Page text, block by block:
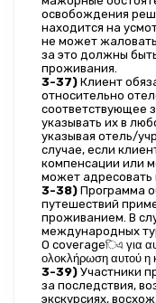
освобождения
находится на
не может
за это должны
проживания.
3-37) Клиент
относительно
соответствующее
указывать их в
указывая отель/
случае, если
компенсации или
может адресовать
3-38) Программа
путешествий
проживанием. В
международных
О coverageিএ για
ολοκλήρωση αυτού η
3-39) Участники
за последствия,
экскурсиях,